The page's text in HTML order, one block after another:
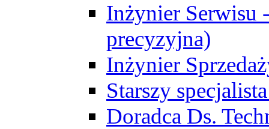
Inżynier Serwisu
precyzyjna)
Inżynier
Starszy
Doradca Ds.